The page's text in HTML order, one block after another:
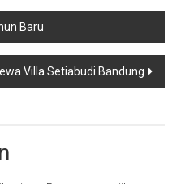
Baru
Villa Setiabudi Bandung